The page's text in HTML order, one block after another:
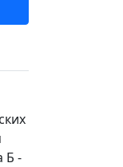
Б -